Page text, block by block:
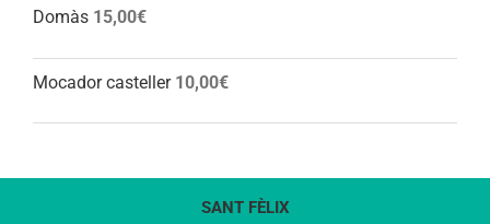
Domàs 15,00€
Mocador casteller 10,00€
SANT FÈLIX